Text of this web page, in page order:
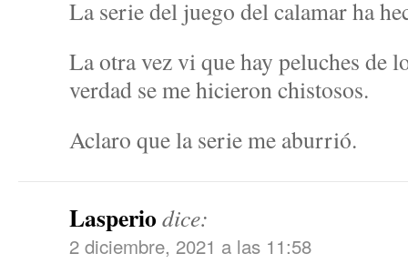
La serie del juego del calamar ha
La otra vez vi que hay peluches de
verdad se me hicieron chistosos.
Aclaro que la serie me aburrió.
Lasperiodice:
2 diciembre, 2021 a las 11:58